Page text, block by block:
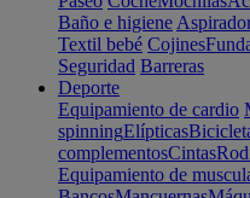
Baño e higiene
Textil bebé Cojines
Seguridad Barreras
Deporte
Equipamiento de cardio
spinningElípticas
complementosCintas
Equipamiento de